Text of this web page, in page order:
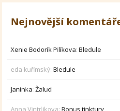
Nejnovější
Xenie Bodorík Pilíkova:Bledule
eda kuřímský:Bledule
Janinka:Žalud
Anna Vintrlikova:Bonus tinktury